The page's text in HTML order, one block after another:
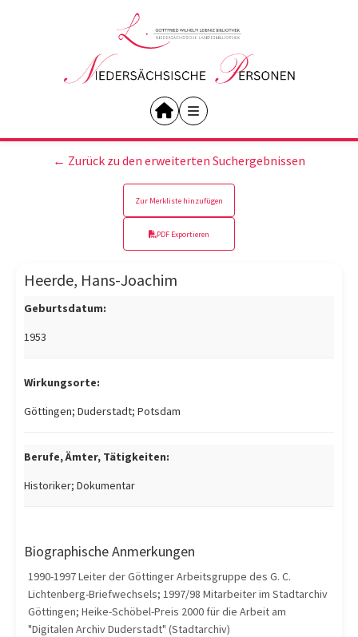
← Zurück zu den erweiterten Suchergebnissen
Zur Merkliste hinzufügen
PDF Exportieren
Heerde, Hans-Joachim
Geburtsdatum:
1953
Wirkungsorte:
Göttingen; Duderstadt; Potsdam
Berufe, Ämter, Tätigkeiten:
Historiker; Dokumentar
Biographische Anmerkungen
1990-1997 Leiter der Göttinger Arbeitsgruppe des G. C.
Lichtenberg-Briefwechsels; 1997/98 Mitarbeiter im Stadtarchiv
Göttingen; Heike-Schöbel-Preis 2000 für die Arbeit am
"Digitalen Archiv Duderstadt" (Stadtarchiv)